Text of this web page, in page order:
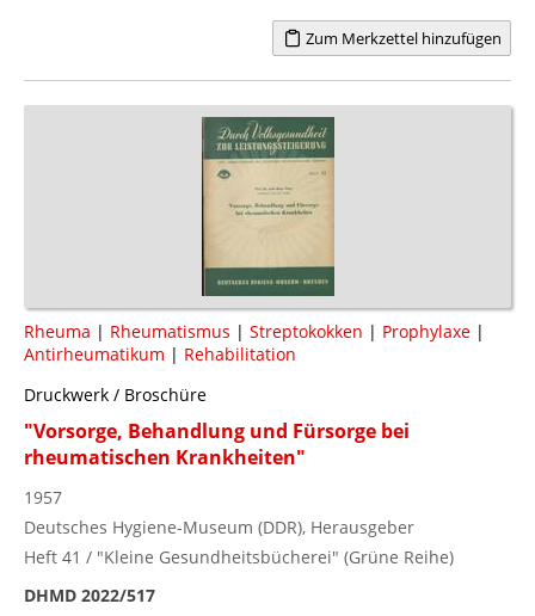
Zum Merkzettel hinzufügen
Rheuma | Rheumatismus | Streptokokken | Prophylaxe |
Antirheumatikum | Rehabilitation
Druckwerk / Broschüre
"Vorsorge, Behandlung und Fürsorge bei
rheumatischen Krankheiten"
1957
Deutsches Hygiene-Museum (DDR), Herausgeber
Heft 41 / "Kleine Gesundheitsbücherei" (Grüne Reihe)
DHMD 2022/517